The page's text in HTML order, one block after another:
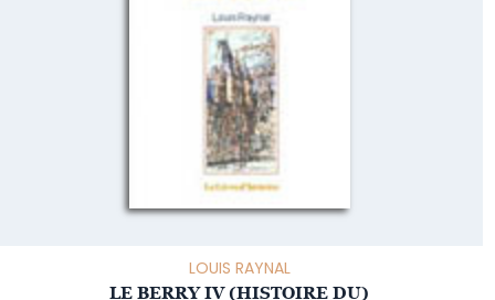
LOUIS RAYNAL
LE BERRY IV (HISTOIRE DU)